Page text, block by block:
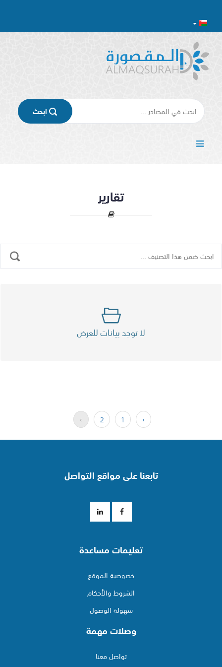
اﺑﺤﺚ
تقارير
لا توجد بيانات للعرض
‹
1
2
›
تابعنا على مواقع التواصل
تعليمات مساعدة
خصوصية الموقع
الشروط والأحكام
سهولة الوصول
وصلات مهمة
تواصل معنا